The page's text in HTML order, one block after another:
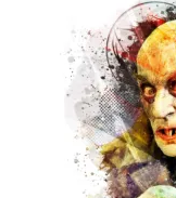
plus
ancien